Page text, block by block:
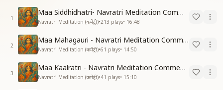
experience inner purity, and honor the
deeper significance of the festival.
1
Maa Siddhidhatri- Navratri Meditation Commentary
Navratri Meditation (कमेंट्री)•213 plays• 16:48
2
Maa Mahagauri - Navratri Meditation Commentary
Navratri Meditation (कमेंट्री)•61 plays• 14:50
3
Maa Kaalratri - Navratri Meditation Commentary
Navratri Meditation (कमेंट्री)•41 plays• 15:10